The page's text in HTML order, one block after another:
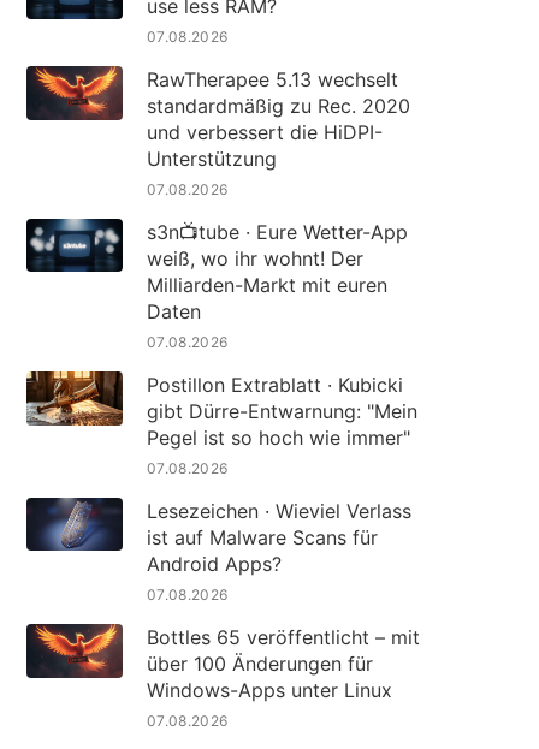
use less RAM?
07.08.2026
RawTherapee 5.13 wechselt
standardmäßig zu Rec. 2020
und verbessert die HiDPI-
Unterstützung
07.08.2026
s3n📺tube · Eure Wetter-App
weiß, wo ihr wohnt! Der
Milliarden-Markt mit euren
Daten
07.08.2026
Postillon Extrablatt · Kubicki
gibt Dürre-Entwarnung: "Mein
Pegel ist so hoch wie immer"
07.08.2026
Lesezeichen · Wieviel Verlass
ist auf Malware Scans für
Android Apps?
07.08.2026
Bottles 65 veröffentlicht – mit
über 100 Änderungen für
Windows-Apps unter Linux
07.08.2026